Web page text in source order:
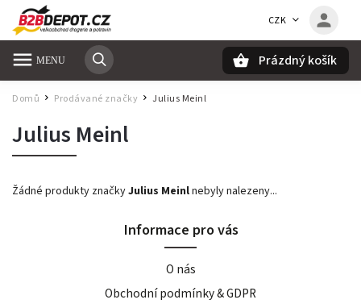
CZK
Prázdný košík
Domů / Prodávané značky / Julius Meinl
Julius Meinl
Žádné produkty značkyJulius Meinlnebyly nalezeny...
Informace pro vás
O nás
Obchodní podmínky & GDPR